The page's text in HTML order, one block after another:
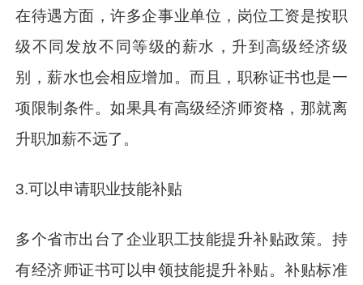
在待遇方面，许多企事业单位，岗位工资是按职
级不同发放不同等级的薪水，升到高级经济级
别，薪水也会相应增加。而且，职称证书也是一
项限制条件。如果具有高级经济师资格，那就离
升职加薪不远了。
3.可以申请职业技能补贴
多个省市出台了企业职工技能提升补贴政策。持
有经济师证书可以申领技能提升补贴。补贴标准